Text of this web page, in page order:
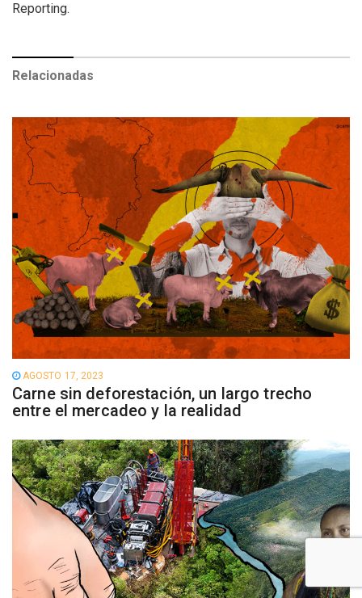
Reporting.
Relacionadas
AGOSTO 17, 2023
Carne sin deforestación, un largo trecho
entre el mercadeo y la realidad